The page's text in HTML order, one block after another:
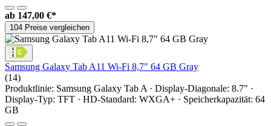
ab 147,00 €*
104 Preise vergleichen
Samsung Galaxy Tab A11 Wi-Fi 8,7" 64 GB Gray
(14)
Produktlinie: Samsung Galaxy Tab A · Display-Diagonale: 8.7" ·
Display-Typ: TFT · HD-Standard: WXGA+ · Speicherkapazität: 64
GB